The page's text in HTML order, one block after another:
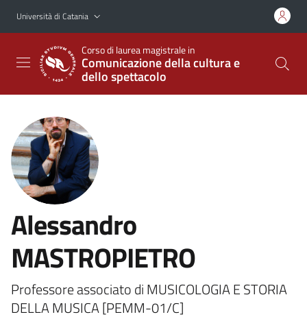
Vai al contenuto principale
Vai al menu di navigazione
Università di Catania
Corso di laurea magistrale in
Comunicazione della cultura e
dello spettacolo
Alessandro
MASTROPIETRO
Professore associato di MUSICOLOGIA E STORIA
DELLA MUSICA [PEMM-01/C]